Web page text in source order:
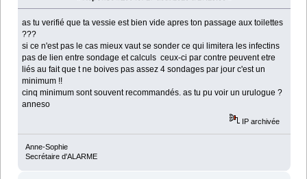
as tu verifié que ta vessie est bien vide apres ton passage aux toilettes
???
si ce n'est pas le cas mieux vaut se sonder ce qui limitera les infectins
pas de lien entre sondage et calculs ceux-ci par contre peuvent etre
liés au fait que t ne boives pas assez 4 sondages par jour c'est un
minimum !!
cinq minimum sont souvent recommandés. as tu pu voir un urulogue ?
anneso
IP archivée
Anne-Sophie
Secrétaire d'ALARME